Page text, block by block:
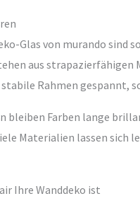
Glas von murando sind
aus strapazierfähigen
Rahmen gespannt,
bleiben Farben lange
Materialien lassen
Ihre Wanddeko ist